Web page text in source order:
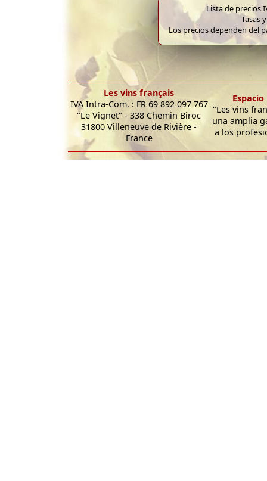
Lista de precios
Tasas
Los precios dependen del
Les vins français
IVA Intra-Com. : FR 69 892 097 767
"Le Vignet" - 338 Chemin Biroc
31800 Villeneuve de Rivière -
France
"Les vins
una amplia
a los